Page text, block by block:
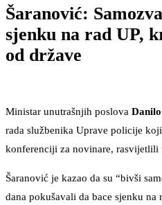
Šaranović:
sjenku na rad UP,
od države
Ministar unutrašnjih poslova
rada službenika Uprave policije
konferenciji za novinare, rasvijetlili
Šaranović je kazao da su “bivši
dana pokušavali da bace sjenku na